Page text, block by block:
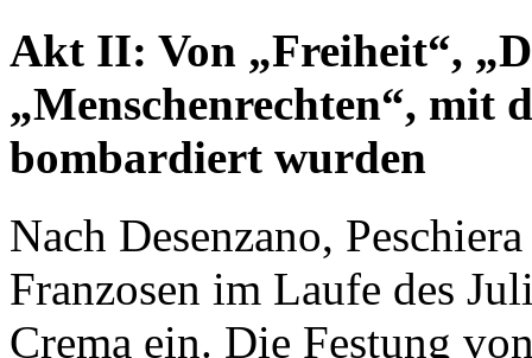
Akt II: Von „Freiheit“,
„Menschenrechten“, mit
bombardiert wurden
Nach Desenzano,
Franzosen im Laufe des
Crema ein. Die Festung